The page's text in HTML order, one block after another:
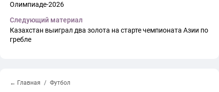
Олимпиаде-2026
Следующий материал
Казахстан выиграл два золота на старте чемпионата Азии по
гребле
← Главная Футбол